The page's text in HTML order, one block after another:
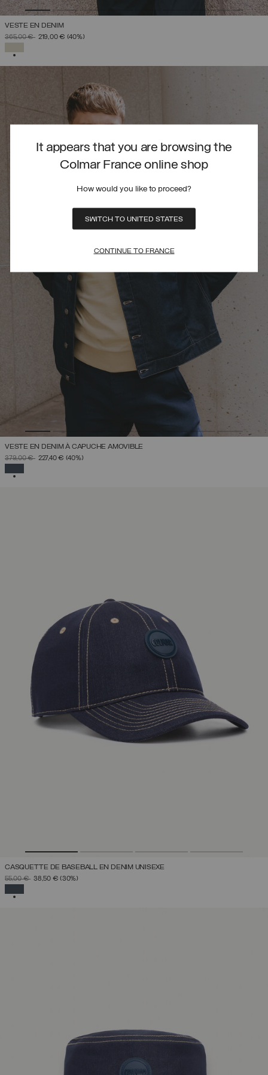
It appears that you are browsing the
Colmar France online shop
How would you like to proceed?
SWITCH TO UNITED STATES
CONTINUE TO FRANCE
VESTE EN DENIM
PRIX RÉDUIT DE
365,00 €À219,00 € (40%)
VESTE EN DENIM À CAPUCHE AMOVIBLE
PRIX RÉDUIT DE
379,00 €À227,40 € (40%)
CASQUETTE DE BASEBALL EN DENIM UNISEXE
PRIX RÉDUIT DE
55,00 €À38,50 €(30%)